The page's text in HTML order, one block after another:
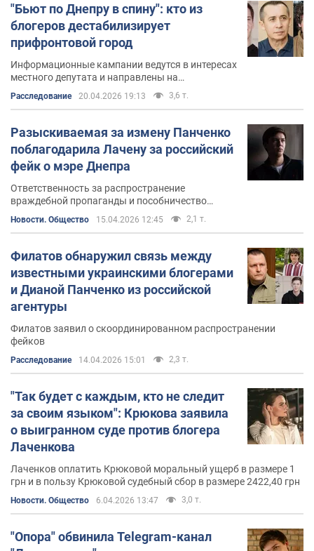
"Бьют по Днепру в спину": кто из
блогеров дестабилизирует
прифронтовой город
Информационные кампании ведутся в интересах
местного депутата и направлены на
дискредитацию власти и коммунальных служб
Расследование 20.04.2026 19:13 3,6 т.
Разыскиваемая за измену Панченко
поблагодарила Лачену за российский
фейк о мэре Днепра
Ответственность за распространение
враждебной пропаганды и пособничество
стране-агрессору может составлять от 5 до 12
лет лишения свободы
Новости. Общество 15.04.2026 12:45 2,1 т.
Филатов обнаружил связь между
известными украинскими блогерами
и Дианой Панченко из российской
агентуры
Филатов заявил о скоординированном распространении
фейков
Расследование 14.04.2026 15:01 2,3 т.
"Так будет с каждым, кто не следит
за своим языком": Крюкова заявила
о выигранном суде против блогера
Лаченкова
Лаченков оплатить Крюковой моральный ущерб в размере 1
грн и в пользу Крюковой судебный сбор в размере 2422,40 грн
Новости. Общество 6.04.2026 13:47 3,0 т.
"Опора" обвинила Telegram-канал